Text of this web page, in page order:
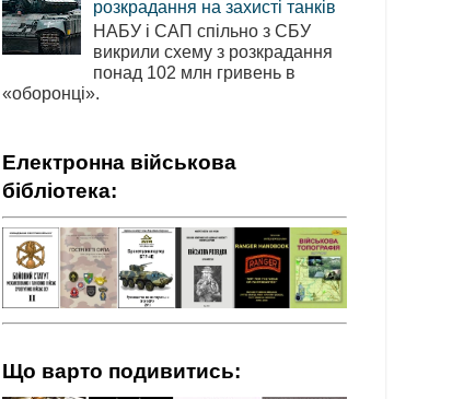
розкрадання на захисті танків
НАБУ і САП спільно з СБУ
викрили схему з розкрадання
понад 102 млн гривень в
«оборонці».
Електронна військова
бібліотека:
Що варто подивитись: